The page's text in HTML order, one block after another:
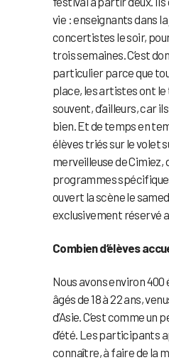
vie : enseignants dans
concertistes le soir,
trois semaines. C’est
particulier parce que
place, les artistes ont le
souvent, d’ailleurs, car
bien. Et de temps en
élèves triés sur le volet
merveilleuse de Cimiez,
programmes
ouvert la scène le
exclusivement réservé
Combien d’élèves
Nous avons environ
âgés de 18 à 22 ans,
d’Asie. C’est comme
d’été. Les participants
connaître, à faire de la